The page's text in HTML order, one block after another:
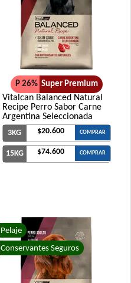
P 26% Super Premium
Vitalcan Balanced Natural
Recipe Perro Sabor Carne
Argentina Seleccionada
3KG $20.600 COMPRAR
15KG $74.600 COMPRAR
Pelaje
Conservantes Seguros